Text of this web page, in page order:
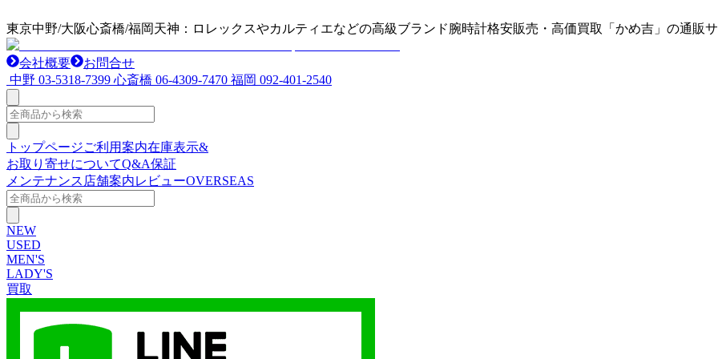
東京中野/大阪心斎橋/福岡天神：ロレックスやカルティエなどの高級ブランド腕時計格安販売・高価買取「かめ吉」の通販
会社概要
お問合せ
中野 03-5318-7399 心斎橋 06-4309-7470 福岡 092-401-2540
トップページご利用案内在庫表示&
お取り寄せについてQ&A保証
メンテナンス 店舗案内レビューOVERSEAS
NEW
USED
MEN'S
LADY'S
買取